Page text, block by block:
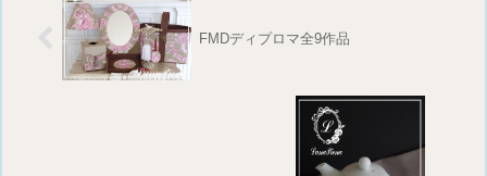
FMDディプロマ全9作品